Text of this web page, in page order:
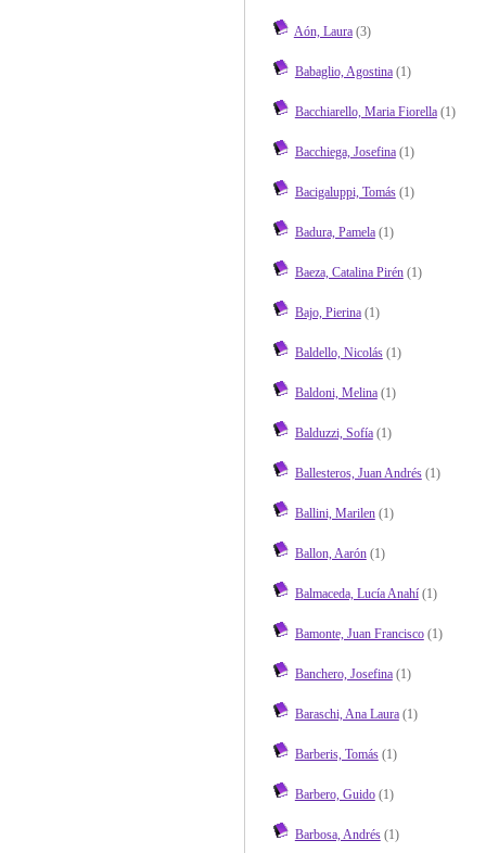
Aón, Laura(3)
Babaglio, Agostina(1)
Bacchiarello, Maria Fiorella(1)
Bacchiega, Josefina(1)
Bacigaluppi, Tomás(1)
Badura, Pamela(1)
Baeza, Catalina Pirén(1)
Bajo, Pierina(1)
Baldello, Nicolás(1)
Baldoni, Melina(1)
Balduzzi, Sofía(1)
Ballesteros, Juan Andrés(1)
Ballini, Marilen(1)
Ballon, Aarón(1)
Balmaceda, Lucía Anahí(1)
Bamonte, Juan Francisco(1)
Banchero, Josefina(1)
Baraschi, Ana Laura(1)
Barberis, Tomás(1)
Barbero, Guido(1)
Barbosa, Andrés(1)